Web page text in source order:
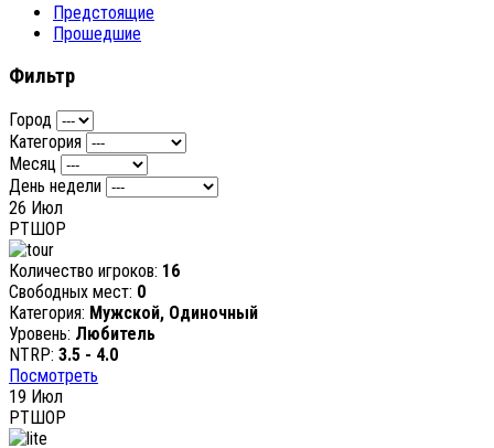
Предстоящие
Прошедшие
Фильтр
Город
Категория
Месяц
День недели
26 Июл
РТШОР
Количество игроков: 16
Свободных мест: 0
Категория: Мужской, Одиночный
Уровень: Любитель
NTRP: 3.5 - 4.0
Посмотреть
19 Июл
РТШОР